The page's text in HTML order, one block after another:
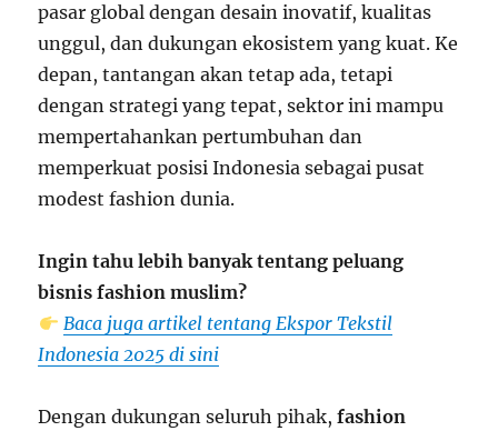
pasar global dengan desain inovatif, kualitas
unggul, dan dukungan ekosistem yang kuat. Ke
depan, tantangan akan tetap ada, tetapi
dengan strategi yang tepat, sektor ini mampu
mempertahankan pertumbuhan dan
memperkuat posisi Indonesia sebagai pusat
modest fashion dunia.
Ingin tahu lebih banyak tentang peluang
bisnis fashion muslim?
Baca juga artikel tentang Ekspor Tekstil
Indonesia 2025 di sini
Dengan dukungan seluruh pihak,fashion